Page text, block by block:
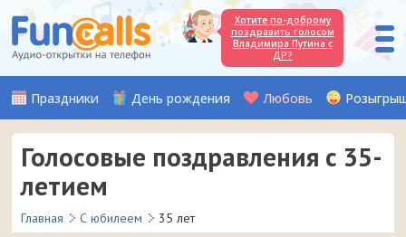
Хотите по-доброму
поздравить голосом
Владимира Путина с
ДР?
Праздники День рождения Любовь
Голосовые поздравления с 35-
летием
Главная С юбилеем 35 лет